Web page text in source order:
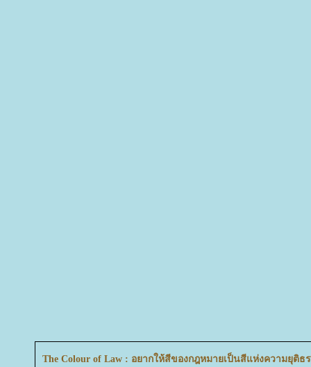
The Colour of Law : อยากให้สีของกฎหมายเป็นสีแห่งความยุติธ